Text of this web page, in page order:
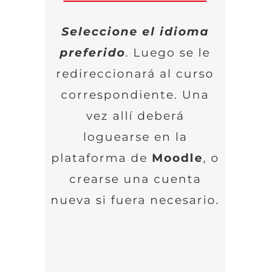
Seleccione el idioma
preferido. Luego se le
redireccionará al curso
correspondiente. Una
vez allí deberá
loguearse en la
plataforma de Moodle, o
crearse una cuenta
nueva si fuera necesario.